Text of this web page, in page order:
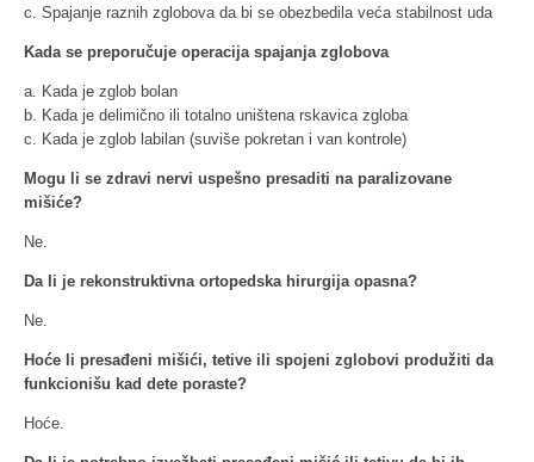
c. Spajanje raznih zglobova da bi se obezbedila veća stabilnost uda
Kada se preporučuje operacija spajanja zglobova
a. Kada je zglob bolan
b. Kada je delimično ili totalno uništena rskavica zgloba
c. Kada je zglob labilan (suviše pokretan i van kontrole)
Mogu li se zdravi nervi uspešno presaditi na paralizovane
mišiće?
Ne.
Da li je rekonstruktivna ortopedska hirurgija opasna?
Ne.
Hoće li presađeni mišići, tetive ili spojeni zglobovi produžiti da
funkcionišu kad dete poraste?
Hoće.